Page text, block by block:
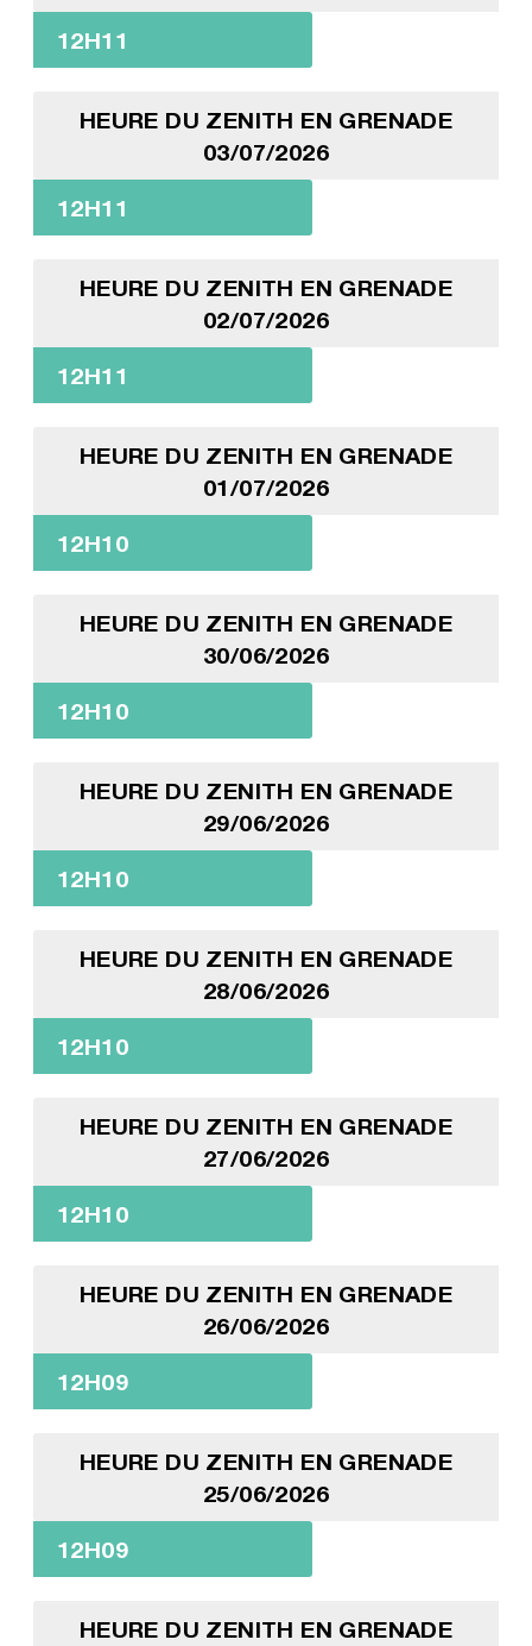
12H11
HEURE DU ZENITH EN GRENADE
03/07/2026
12H11
HEURE DU ZENITH EN GRENADE
02/07/2026
12H11
HEURE DU ZENITH EN GRENADE
01/07/2026
12H10
HEURE DU ZENITH EN GRENADE
30/06/2026
12H10
HEURE DU ZENITH EN GRENADE
29/06/2026
12H10
HEURE DU ZENITH EN GRENADE
28/06/2026
12H10
HEURE DU ZENITH EN GRENADE
27/06/2026
12H10
HEURE DU ZENITH EN GRENADE
26/06/2026
12H09
HEURE DU ZENITH EN GRENADE
25/06/2026
12H09
HEURE DU ZENITH EN GRENADE